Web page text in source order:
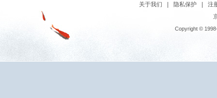
关于我们 隐私保护
注
Copyright ©